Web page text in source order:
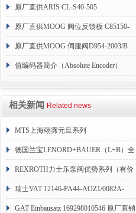
原厂直供ARIS CL-S40-505
原厂直供MOOG 阀位反馈板 C85150-
004
原厂直供MOOG 伺服阀D954-2003/B
值编码器简介（Absolute Encoder）
相关新闻 Related news
MTS上海翊霈元旦系列
RHM3050MR081A01
德国兰宝LENORD+BAUER（L+B）全
系列编码器
REXROTH力士乐泵阀优势系列（有价
目表）
瑞士VAT 12146-PA44-AOZ1/0082A-
1173938
GAT Einbausatz 169298010546 原厂直销